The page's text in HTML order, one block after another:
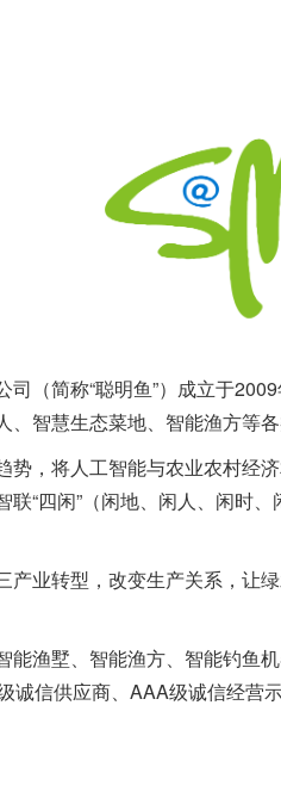
（简称“聪明鱼”）成立于
智慧生态菜地、智能渔方等各
，将人工智能与农业农村经
“四闲”（闲地、闲人、闲时
产业转型，改变生产关系，让
能渔墅、智能渔方、智能钓鱼
信供应商、AAA级诚信经营示